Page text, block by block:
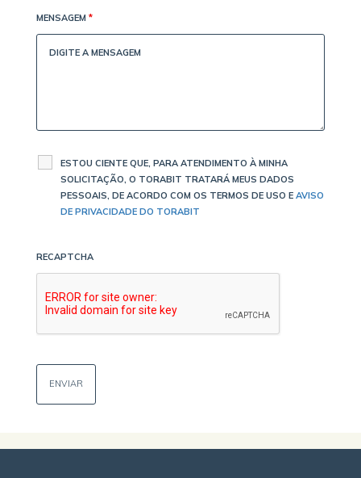
MENSAGEM *
ESTOU CIENTE QUE, PARA ATENDIMENTO À MINHA
SOLICITAÇÃO, O TORABIT TRATARÁ MEUS DADOS
PESSOAIS, DE ACORDO COM OS TERMOS DE USO E AVISO
DE PRIVACIDADE DO TORABIT
RECAPTCHA